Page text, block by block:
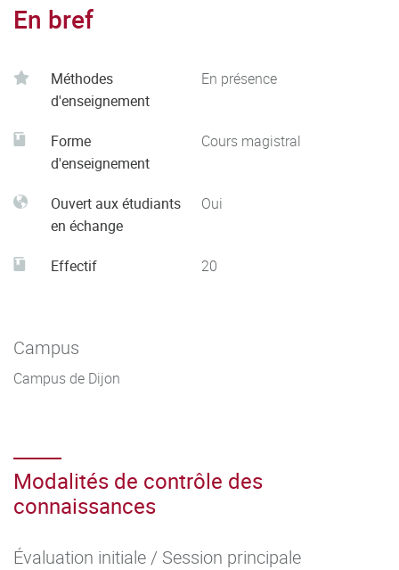
En bref
Méthodes
d'enseignement
En présence
Forme
d'enseignement
Cours magistral
Ouvert aux étudiants
en échange
Oui
Effectif 20
Campus
Campus de Dijon
Modalités de contrôle des
connaissances
Évaluation initiale / Session principale